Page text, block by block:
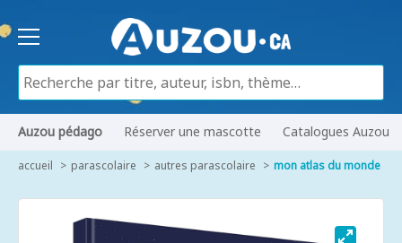
Auzou pédago Réserver une mascotte Catalogues Auzou
accueil parascolaire autres parascolaire mon atlas du monde